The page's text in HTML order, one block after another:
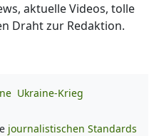
aktuelle Videos, tolle
Draht zur Redaktion.
Ukraine-Krieg
journalistischen Standards